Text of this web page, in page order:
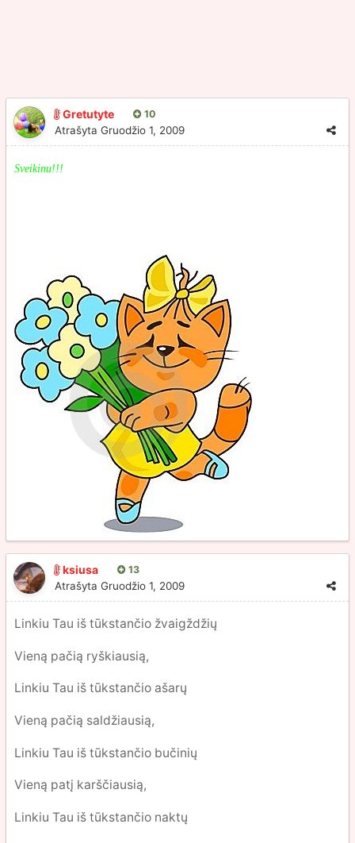
Gretutyte 10
Atrašyta Gruodžio 1, 2009
Sveikinu!!!
ksiusa 13
Atrašyta Gruodžio 1, 2009
Linkiu Tau iš tūkstančio žvaigždžių
Vieną pačią ryškiausią,
Linkiu Tau iš tūkstančio ašarų
Vieną pačią saldžiausią,
Linkiu Tau iš tūkstančio bučinių
Vieną patį karščiausią,
Linkiu Tau iš tūkstančio naktų